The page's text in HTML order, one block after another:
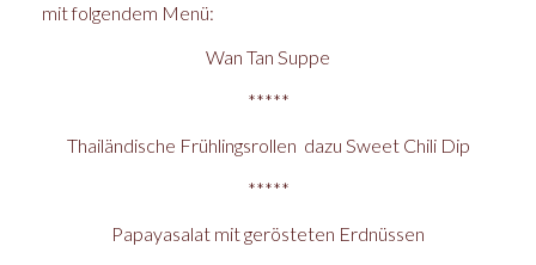
mit folgendem Menü:
Wan Tan Suppe
*****
Thailändische Frühlingsrollen dazu Sweet Chili Dip
*****
Papayasalat mit gerösteten Erdnüssen